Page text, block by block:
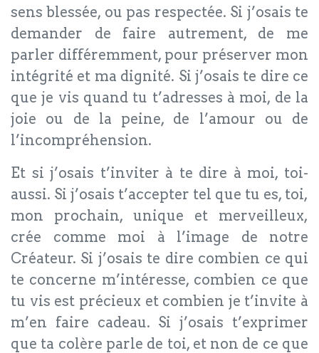
sens blessée, ou pas respectée. Si j’osais te
demander de faire autrement, de me
parler différemment, pour préserver mon
intégrité et ma dignité. Si j’osais te dire ce
que je vis quand tu t’adresses à moi, de la
joie ou de la peine, de l’amour ou de
l’incompréhension.
Et si j’osais t’inviter à te dire à moi, toi-
aussi. Si j’osais t’accepter tel que tu es, toi,
mon prochain, unique et merveilleux,
crée comme moi à l’image de notre
Créateur. Si j’osais te dire combien ce qui
te concerne m’intéresse, combien ce que
tu vis est précieux et combien je t’invite à
m’en faire cadeau. Si j’osais t’exprimer
que ta colère parle de toi, et non de ce que